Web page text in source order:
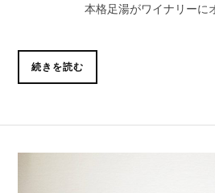
本格足湯がワイナリーに
続きを読む